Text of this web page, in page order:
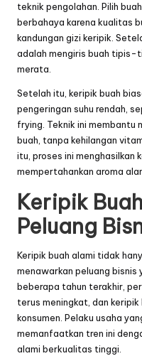
teknik pengolahan. Pilih
berbahaya karena kualitas
kandungan gizi keripik.
adalah mengiris buah tipis-
merata.
Setelah itu, keripik buah
pengeringan suhu rendah,
frying. Teknik ini membantu
buah, tanpa kehilangan
itu, proses ini menghasilkan
mempertahankan aroma
Keripik
Peluang
Keripik buah alami tidak
menawarkan peluang bisnis
beberapa tahun terakhir,
terus meningkat, dan
konsumen. Pelaku usaha
memanfaatkan tren ini
alami berkualitas tinggi.